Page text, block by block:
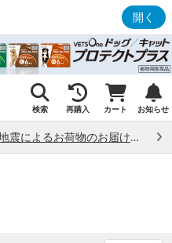
開く
検索 再購入 カート お知らせ
熊本県熊本地方で発生した地震によるお荷物のお届け状況について （7/28）